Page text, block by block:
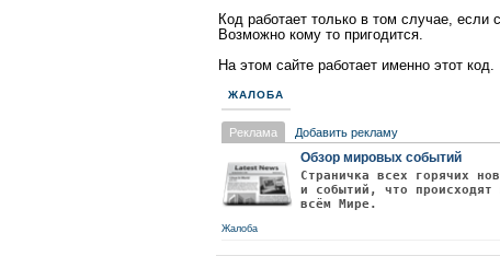
Код работает только в том случае, если
Возможно кому то пригодится.
На этом сайте работает именно этот код.
ЖАЛОБА
Реклама Добавить рекламу
Обзор мировых событий
Страничка всех горячих
и событий, что происходят
всём Мире.
Жалоба